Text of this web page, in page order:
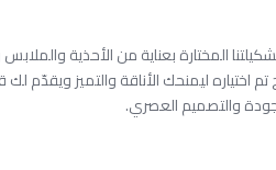
المختارة بعناية من الأحذية والملابس
اختياره ليمنحك الأناقة والتميز ويقدّم
والتصميم العصري.